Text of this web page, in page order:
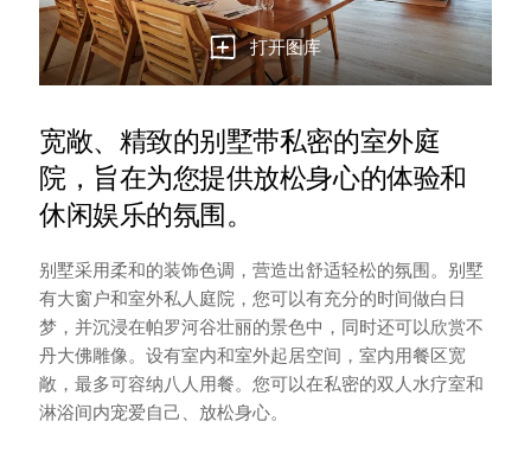
打开图库
宽敞、精致的别墅带私密的室外庭
院，旨在为您提供放松身心的体验和
休闲娱乐的氛围。
别墅采用柔和的装饰色调，营造出舒适轻松的氛围。别墅
有大窗户和室外私人庭院，您可以有充分的时间做白日
梦，并沉浸在帕罗河谷壮丽的景色中，同时还可以欣赏不
丹大佛雕像。设有室内和室外起居空间，室内用餐区宽
敞，最多可容纳八人用餐。您可以在私密的双人水疗室和
淋浴间内宠爱自己、放松身心。